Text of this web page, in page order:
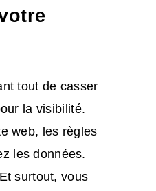
tout de casser
la visibilité.
web, les règles
les données.
surtout, vous